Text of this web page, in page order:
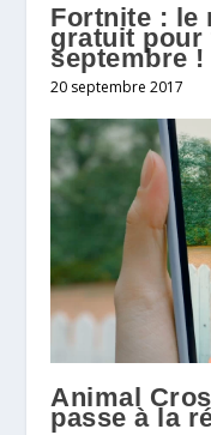
Fortnite : le
gratuit pour
septembre !
20 septembre 2017
Animal
passe à la